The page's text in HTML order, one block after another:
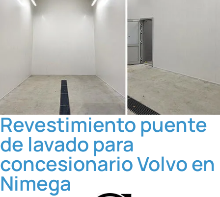
Revestimiento puente
de lavado para
concesionario Volvo en
Nimega